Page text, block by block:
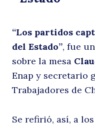
“Los partidos
del Estado”, fue
sobre la mesa
Enap y secretario
Trabajadores de
Se refirió, así, a